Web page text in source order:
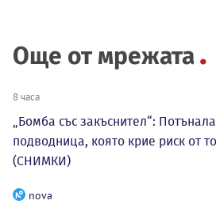
Още от мрежата
8 часа
„Бомба със закъснител“:
подводница, която крие риск от
(СНИМКИ)
nova